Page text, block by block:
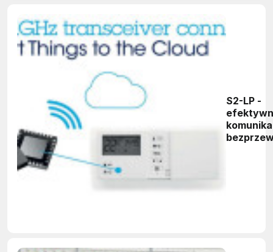
S2-LP -